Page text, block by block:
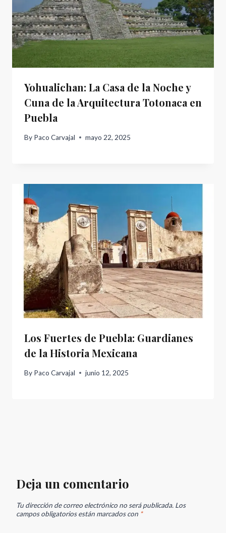
Yohualichan: La Casa de la Noche y
Cuna de la Arquitectura Totonaca en
Puebla
By Paco Carvajal mayo 22, 2025
Los Fuertes de Puebla: Guardianes
de la Historia Mexicana
By Paco Carvajal junio 12, 2025
Deja un comentario
Tu dirección de correo electrónico no será publicada. Los
campos obligatorios están marcados con *